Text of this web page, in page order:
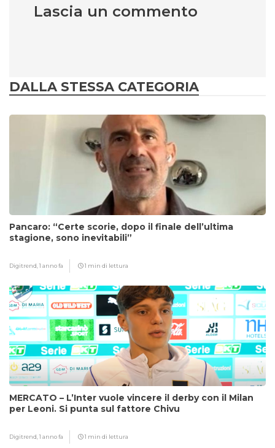
Lascia un commento
DALLA STESSA CATEGORIA
Pancaro: “Certe scorie, dopo il finale dell’ultima
stagione, sono inevitabili”
Digitrend,1 anno fa 1 min di lettura
MERCATO – L’Inter vuole vincere il derby con il Milan
per Leoni. Si punta sul fattore Chivu
Digitrend,1 anno fa 1 min di lettura